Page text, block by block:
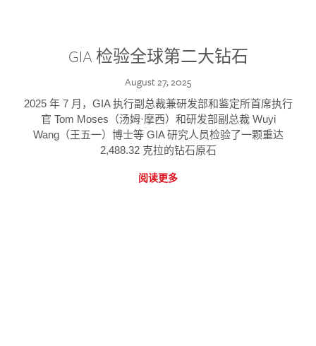
GIA 检验全球第二大钻石
August 27, 2025
2025 年 7 月，GIA 执行副总裁兼研发部和鉴定所首席执行
官 Tom Moses（汤姆·摩西）和研发部副总裁 Wuyi
Wang（王五一）博士等 GIA 研究人员检验了一颗重达
2,488.32 克拉的钻石原石
阅读更多